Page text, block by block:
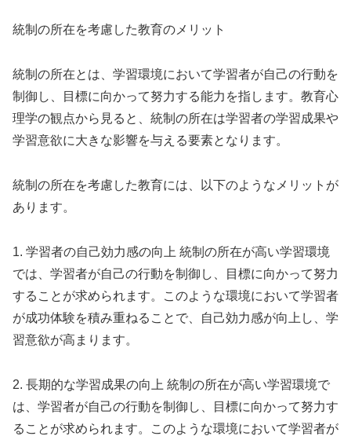
統制の所在を考慮した教育のメリット
統制の所在とは、学習環境において学習者が自己の行動を
制御し、目標に向かって努力する能力を指します。教育心
理学の観点から見ると、統制の所在は学習者の学習成果や
学習意欲に大きな影響を与える要素となります。
統制の所在を考慮した教育には、以下のようなメリットが
あります。
1. 学習者の自己効力感の向上 統制の所在が高い学習環境
では、学習者が自己の行動を制御し、目標に向かって努力
することが求められます。このような環境において学習者
が成功体験を積み重ねることで、自己効力感が向上し、学
習意欲が高まります。
2. 長期的な学習成果の向上 統制の所在が高い学習環境で
は、学習者が自己の行動を制御し、目標に向かって努力す
ることが求められます。このような環境において学習者が